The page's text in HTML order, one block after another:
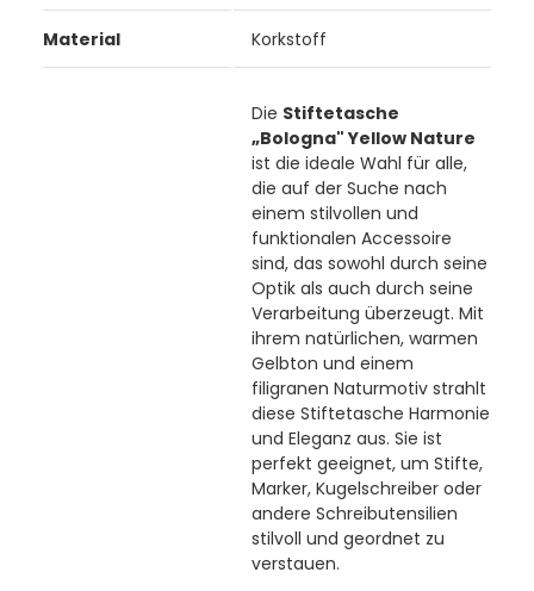
Material Korkstoff
Die Stiftetasche
„Bologna" Yellow Nature
ist die ideale Wahl für alle,
die auf der Suche nach
einem stilvollen und
funktionalen Accessoire
sind, das sowohl durch seine
Optik als auch durch seine
Verarbeitung überzeugt. Mit
ihrem natürlichen, warmen
Gelbton und einem
filigranen Naturmotiv strahlt
diese Stiftetasche Harmonie
und Eleganz aus. Sie ist
perfekt geeignet, um Stifte,
Marker, Kugelschreiber oder
andere Schreibutensilien
stilvoll und geordnet zu
verstauen.